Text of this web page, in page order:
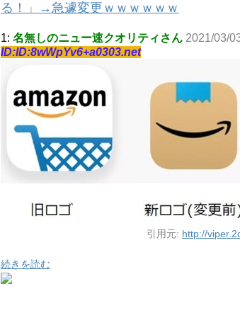
る！」→急遽変更ｗｗｗｗｗｗ
1: 名無しのニュー速クオリティさん 2021/03/
ID:ID:8wWpYv6+a0303.net
引用元: http://
続きを読む